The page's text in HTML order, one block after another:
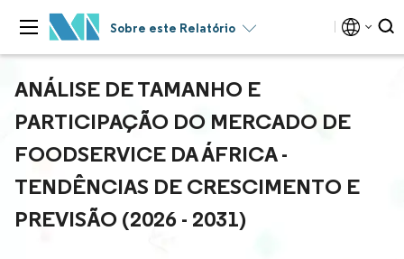
Sobre este Relatório
ANÁLISE DE TAMANHO E
PARTICIPAÇÃO DO MERCADO DE
FOODSERVICE DA ÁFRICA -
TENDÊNCIAS DE CRESCIMENTO E
PREVISÃO (2026 - 2031)